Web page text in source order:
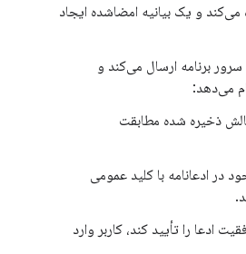
و یک بیانیه امضاشده ایجاد
سرور برنامه ارسال می‌کند و
می‌دهد:
ذخیره شده مطابقت
در ادعانامه با کلید عمومی
ادعا را تأیید کند، کاربر وارد